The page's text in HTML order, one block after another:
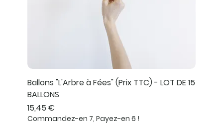
Ballons "L'Arbre à Fées" (Prix TTC) - LOT DE 15
BALLONS
Prix
15,45 €
Commandez-en 7, Payez-en 6 !